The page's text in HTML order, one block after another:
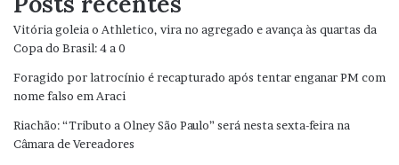
Vitória goleia o Athletico, vira no agregado e avança às quartas da
Copa do Brasil: 4 a 0
Foragido por latrocínio é recapturado após tentar enganar PM com
nome falso em Araci
Riachão: “Tributo a Olney São Paulo” será nesta sexta-feira na
Câmara de Vereadores